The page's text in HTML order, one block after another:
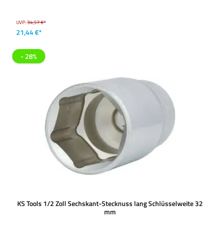
UVP:34,57 €*
21,44 €*
- 28%
KS Tools 1/2 Zoll Sechskant-Stecknuss lang Schlüsselweite 32
mm